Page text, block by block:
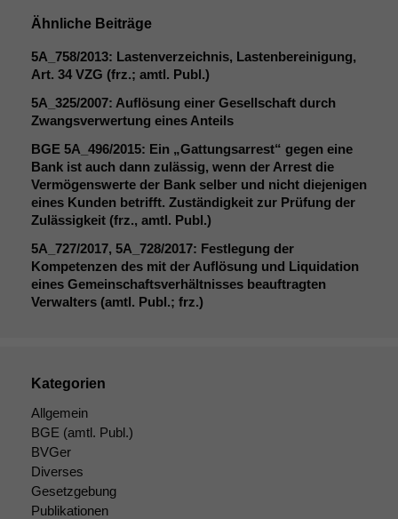
Ähnliche Beiträge
5A_758/2013: Lastenverzeichnis, Lastenbereinigung,
Art. 34VZG (frz.; amtl. Publ.)
5A_325/2007: Auflösung einer Gesellschaft durch
Zwangsverwertung eines Anteils
BGE 5A_496/2015: Ein „Gattungsarrest“ gegen eine
Bank ist auch dann zulässig, wenn der Arrest die
Vermögenswerte der Bank selber und nicht diejenigen
eines Kunden betrifft. Zuständigkeit zur Prüfung der
Zulässigkeit (frz., amtl. Publ.)
5A_727/2017, 5A_728/2017: Festlegung der
Kompetenzen des mit der Auflösung und Liquidation
eines Gemeinschaftsverhältnisses beauftragten
Verwalters (amtl. Publ.; frz.)
Kategorien
Allgemein
BGE (amtl. Publ.)
BVGer
Diverses
Gesetzgebung
Publikationen